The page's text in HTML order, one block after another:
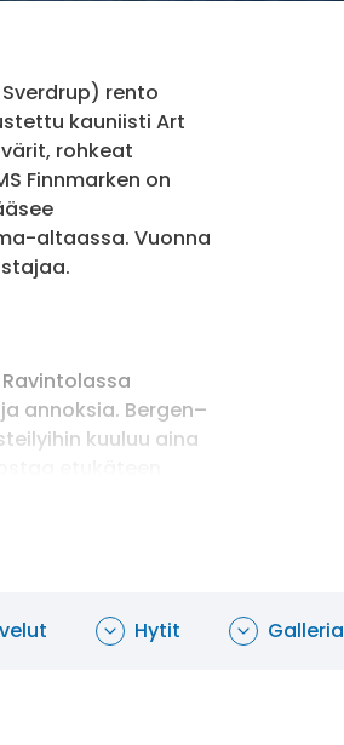
rento
kauniisti Art
rohkeat
Finnmarken on
altaassa. Vuonna
annoksia. Bergen–
kuuluu aina
ja kahvilassa on
Hytit Galleria